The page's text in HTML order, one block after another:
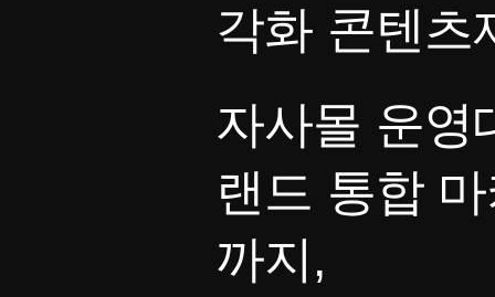
각화 콘텐츠
자사몰 운영
랜드 통합
까지,